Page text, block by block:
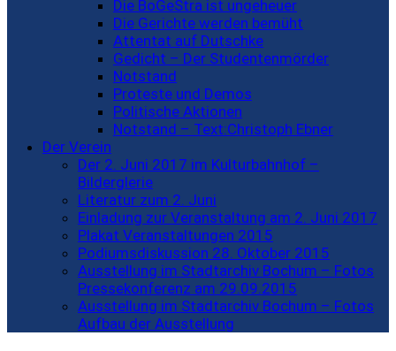
Die BoGeStra ist ungeheuer
Die Gerichte werden bemüht
Attentat auf Dutschke
Gedicht – Der Studentenmörder
Notstand
Proteste und Demos
Politische Aktionen
Notstand – Text:Christoph Ebner
Der Verein
Der 2. Juni 2017 im Kulturbahnhof –
Bilderglerie
Literatur zum 2. Juni
Einladung zur Veranstaltung am 2. Juni 2017
Plakat Veranstaltungen 2015
Podiumsdiskussion 28. Oktober 2015
Ausstellung im Stadtarchiv Bochum – Fotos
Pressekonferenz am 29.09.2015
Ausstellung im Stadtarchiv Bochum – Fotos
Aufbau der Ausstellung